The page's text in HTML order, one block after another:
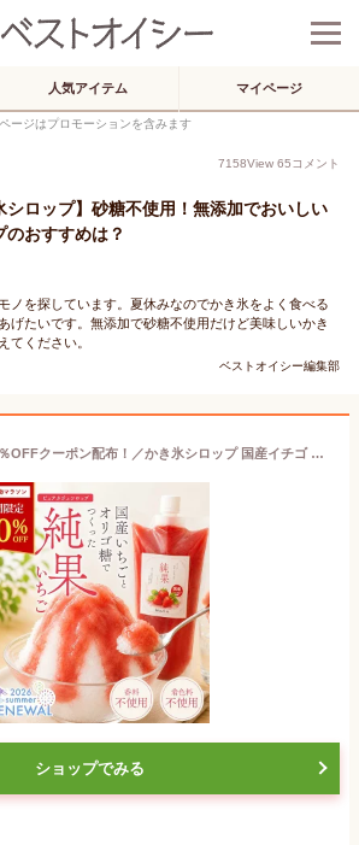
人気アイテム マイページ
ージはプロモーションを含みます
7158View 65コメント
シロップ】砂糖不使用！無添加でおいしい
のおすすめは？
ノを探しています。夏休みなのでかき氷をよく食べる
げたいです。無添加で砂糖不使用だけど美味しいかき
てください。
ベストオイシー編集部
＼4日20h~☆10％OFFクーポン配布！／かき氷シロップ 国産イチゴ 白砂糖不使用 無着色 無香料 250g ~ 750g 国産いちごとオリゴ糖 氷みつ いちごシロップ 製法にこだわった安心安全 純果いちご イチゴシロップ カジュベース 高級 かき氷シロップ ヨーグルトに 腸活
ショップでみる